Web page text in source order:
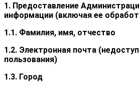
1. Предоставление
информации (включая ее
1.1. Фамилия, имя, отчество
1.2. Электронная почта
пользования)
1.3. Город